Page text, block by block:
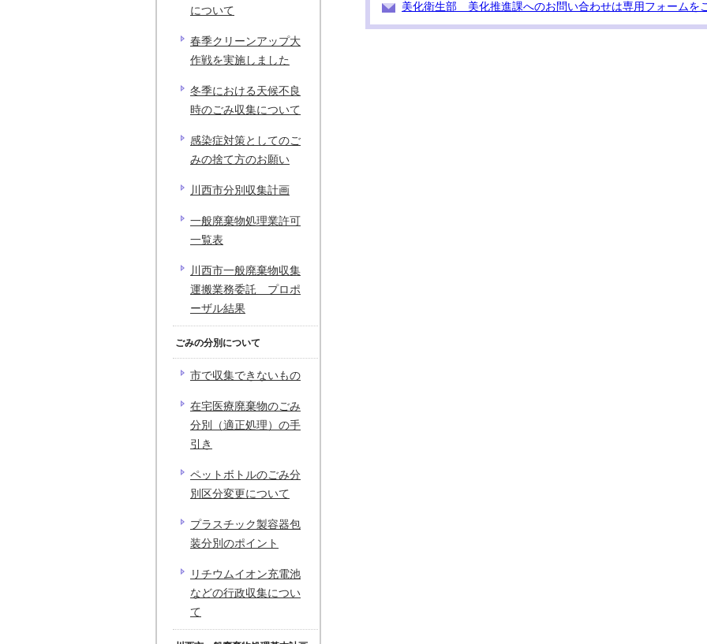
美化衛生部 美化推進課へのお問い合わせは専用フォームを
について
春季クリーンアップ大
作戦を実施しました
冬季における天候不良
時のごみ収集について
感染症対策としてのご
みの捨て方のお願い
川西市分別収集計画
一般廃棄物処理業許可
一覧表
川西市一般廃棄物収集
運搬業務委託 プロポ
ーザル結果
ごみの分別について
市で収集できないもの
在宅医療廃棄物のごみ
分別（適正処理）の手
引き
ペットボトルのごみ分
別区分変更について
プラスチック製容器包
装分別のポイント
リチウムイオン充電池
などの行政収集につい
て